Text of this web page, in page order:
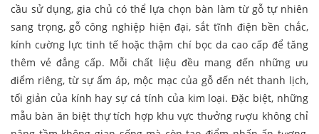
cầu sử dụng, gia chủ có thể lựa chọn bàn làm từ gỗ tự nhiên
sang trọng, gỗ công nghiệp hiện đại, sắt tĩnh điện bền chắc,
kính cường lực tinh tế hoặc thậm chí bọc da cao cấp để tăng
thêm vẻ đẳng cấp. Mỗi chất liệu đều mang đến những ưu
điểm riêng, từ sự ấm áp, mộc mạc của gỗ đến nét thanh lịch,
tối giản của kính hay sự cá tính của kim loại. Đặc biệt, những
mẫu bàn ăn biệt thự tích hợp khu vực thưởng rượu không chỉ